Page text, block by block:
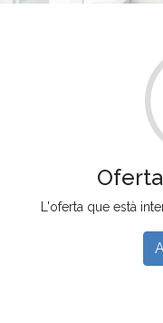
L'oferta que està